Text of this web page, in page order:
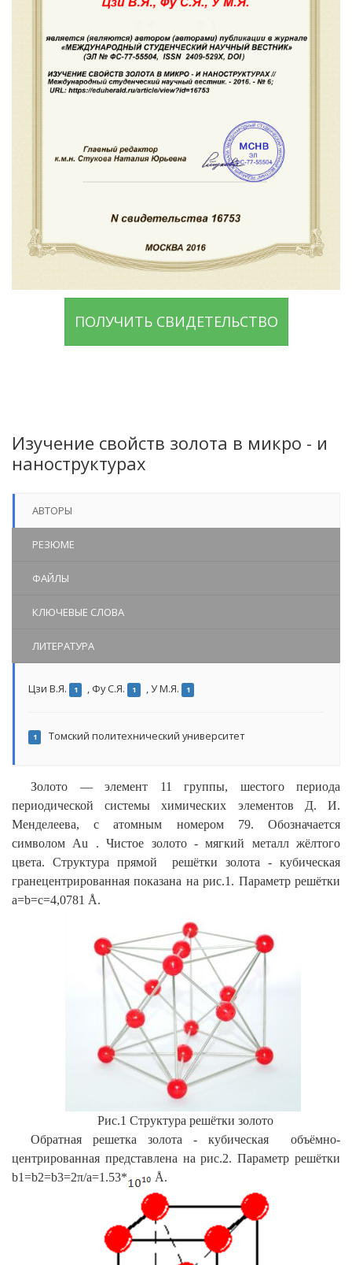
ПОЛУЧИТЬ СВИДЕТЕЛЬСТВО
Изучение свойств золота в микро - и
наноструктурах
АВТОРЫ
РЕЗЮМЕ
ФАЙЛЫ
КЛЮЧЕВЫЕ СЛОВА
ЛИТЕРАТУРА
Цзи В.Я. 1 , Фу С.Я. 1 ,У М.Я. 1
1 Томский политехнический университет
Золото — элемент 11 группы, шестого периода
периодической системы химических элементов Д. И.
Менделеева, с атомным номером 79. Обозначается
символом Au . Чистое золото - мягкий металл жёлтого
цвета. Структура прямой решётки золота - кубическая
гранецентрированная показана на рис.1. Параметр решётки
а=b=c=4,0781 Å.
Рис.1 Структура решётки золото
Обратная решетка золота - кубическая объёмно-
центрированная представлена на рис.2. Параметр решётки
b1=b2=b3=2π/a=1.53*
Å.